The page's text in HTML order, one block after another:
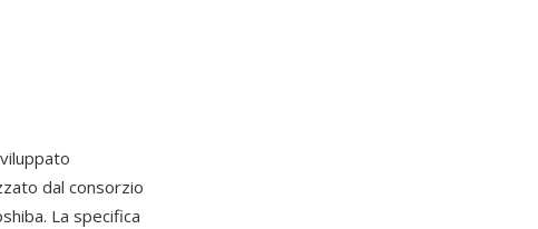
dal consorzio
La specifica